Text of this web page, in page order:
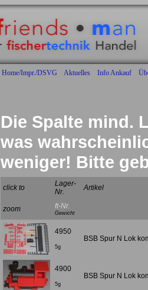
Home/Impr./DSVG Aktuelles Info Ankauf
Die Spalte mind.
was
weniger! Bitte
click to
Lager-
Nr.
Artikel
zoom ft-Nr.
Gewicht
4950
5g
BSB Spur N Lok
4900
5g
BSB Spur N Lok